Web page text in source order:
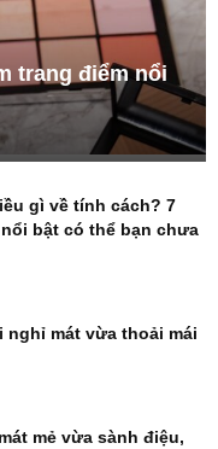
trang điểm nổi
gì về tính cách? 7
bật có thể bạn chưa
mát vừa thoải mái
mẻ vừa sành điệu,